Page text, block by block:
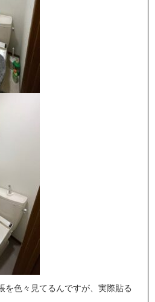
を色々見てるんですが、実際貼る